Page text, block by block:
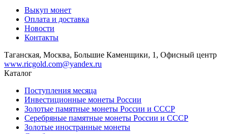
Выкуп монет
Оплата и доставка
Новости
Контакты
Таганская, Москва, Большие Каменщики, 1, Офисный центр
www.ricgold.com@yandex.ru
Каталог
Поступления месяца
Инвестиционные монеты России
Золотые памятные монеты России и СССР
Серебряные памятные монеты России и СССР
Золотые иностранные монеты